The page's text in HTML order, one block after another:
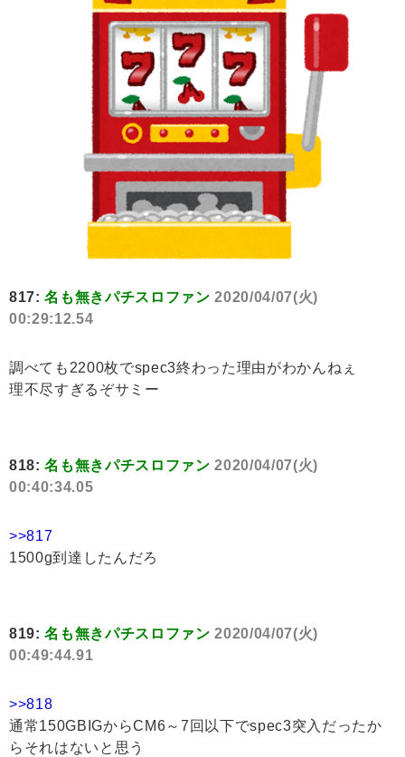
817:名も無きパチスロファン 2020/04/07(火)
00:29:12.54
調べても2200枚でspec3終わった理由がわかんねぇ
理不尽すぎるぞサミー
818:名も無きパチスロファン 2020/04/07(火)
00:40:34.05
>>817
1500g到達したんだろ
819:名も無きパチスロファン 2020/04/07(火)
00:49:44.91
>>818
通常150GBIGからCM6～7回以下でspec3突入だったか
らそれはないと思う